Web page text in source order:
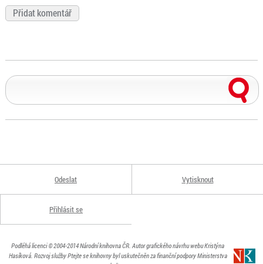
Odeslat Vytisknout
Přihlásit se
Podléhá licenci© 2004-2014Národní knihovna ČR. Autor grafického návrhu webu Kristýna
Hasíková. Rozvoj služby Ptejte se knihovny byl uskutečněn za finanční podpory Ministerstva